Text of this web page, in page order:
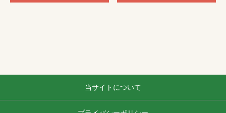
当サイトについて